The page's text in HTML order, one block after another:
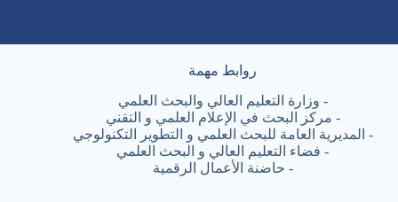
روابط مهمة
- وزارة التعليم العالي والبحث العلمي
- مركز البحث في الإعلام العلمي و التقني
- المديرية العامة للبحث العلمي و التطوير التكنولوجي
- فضاء التعليم العالي و البحث العلمي
- حاضنة الأعمال الرقمية